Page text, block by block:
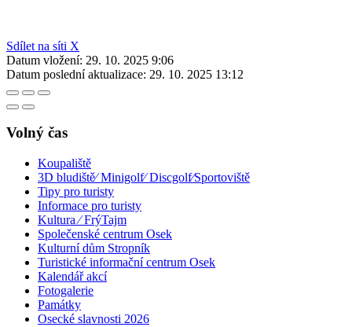
Sdílet na síti X
Datum vložení: 29. 10. 2025 9:06
Datum poslední aktualizace: 29. 10. 2025 13:12
Volný čas
Koupaliště
3D bludiště⁄ Minigolf⁄ Discgolf⁄Sportoviště
Tipy pro turisty
Informace pro turisty
Kultura ⁄ FrýTajm
Společenské centrum Osek
Kulturní dům Stropník
Turistické informační centrum Osek
Kalendář akcí
Fotogalerie
Památky
Osecké slavnosti 2026